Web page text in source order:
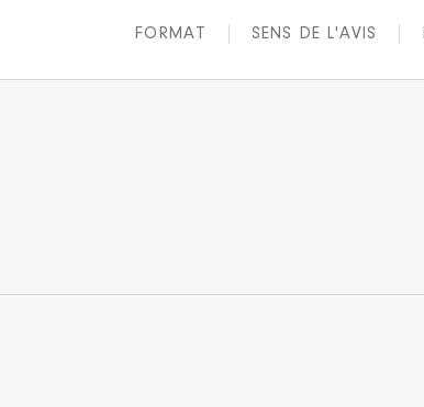
FORMAT SENS DE L'AVIS